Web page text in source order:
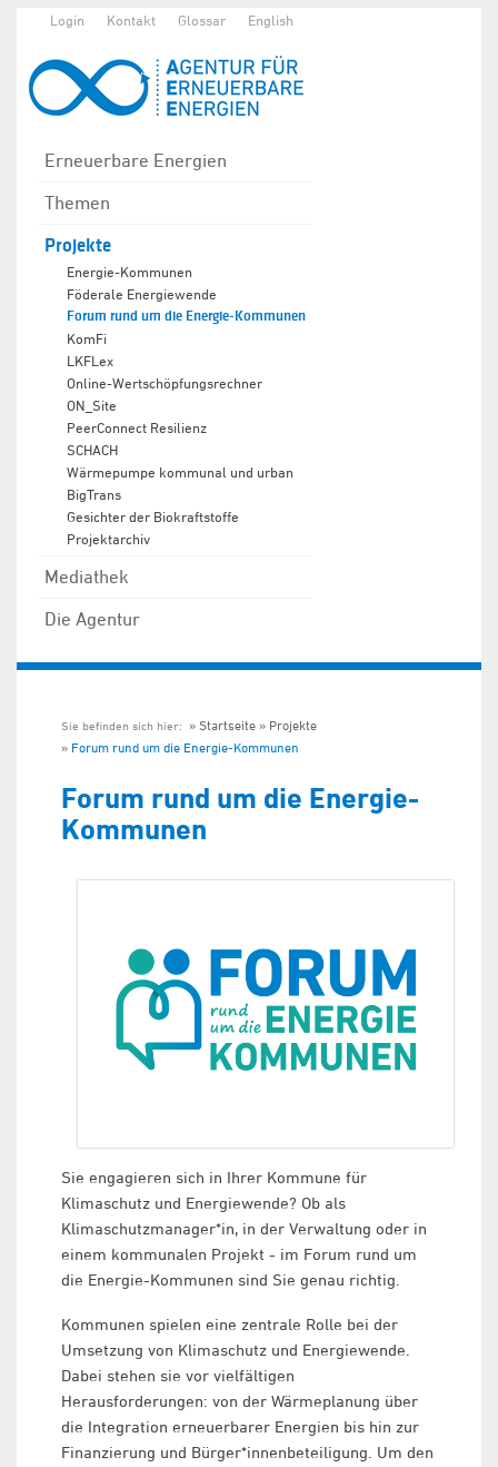
Login Kontakt Glossar English
Erneuerbare Energien
Themen
Projekte
Energie-Kommunen
Föderale Energiewende
Forum rund um die Energie-Kommunen
KomFi
LKFLex
Online-Wertschöpfungsrechner
ON_Site
PeerConnect Resilienz
SCHACH
Wärmepumpe kommunal und urban
BigTrans
Gesichter der Biokraftstoffe
Projektarchiv
Mediathek
Die Agentur
Sie befinden sich hier: Startseite
Projekte
Forum rund um die Energie-Kommunen
Forum rund um die Energie-
Kommunen
Sie engagieren sich in Ihrer Kommune für
Klimaschutz und Energiewende? Ob als
Klimaschutzmanager*in, in der Verwaltung oder in
einem kommunalen Projekt - im Forum rund um
die Energie-Kommunen sind Sie genau richtig.
Kommunen spielen eine zentrale Rolle bei der
Umsetzung von Klimaschutz und Energiewende.
Dabei stehen sie vor vielfältigen
Herausforderungen: von der Wärmeplanung über
die Integration erneuerbarer Energien bis hin zur
Finanzierung und Bürger*innenbeteiligung. Um den